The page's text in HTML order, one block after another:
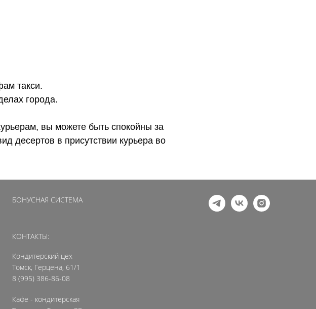
такси.
города.
вы можете быть спокойны за
десертов в присутствии курьера во
БОНУСНАЯ СИСТЕМА
КОНТАКТЫ:
Кондитерский цех
Томск, Герцена, 61/1
8 (995) 386-86-08
Кафе - кондитерская